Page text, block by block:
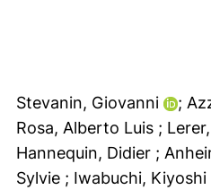
Stevanin, Giovanni ;
Rosa, Alberto Luis ;
Hannequin, Didier ;
Sylvie ; Iwabuchi, Kiyoshi